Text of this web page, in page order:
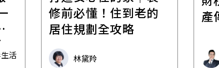
活
修前必懂！住到老的
居住規劃全攻略
林黛羚
產